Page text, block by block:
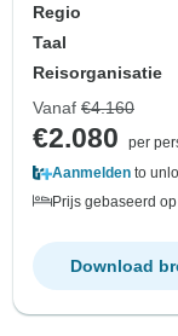
Regio
Taal
Reisorganisatie
Vanaf €4.160
€2.080
per
Aanmelden to
Prijs gebaseerd
Download